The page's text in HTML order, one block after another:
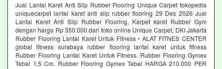
Jual Lantai Karet Anti Slip Rubber Flooring Unique Carpet tokopedia
uniquecarpet lantai karet anti slip rubber flooring 29 Des 2026 Jual
Lantai Karet Anti Slip Rubber Flooring, Karpet karet Rubber Gym
dengan harga Rp 350.000 dari toko online Unique Carpet, DKI Jakarta
Rubber Flooring Lantai Karet Untuk Fitness • ALAT FITNES CENTER
global fitness surabaya rubber flooring lantai karet untuk fitness
Rubber Flooring Lantai Karet Untuk Fitness. Rubber Flooring Gymex
Tebal 1,5 Cm. Rubber Flooring Gymex Tebal HARGA 210.000 PER